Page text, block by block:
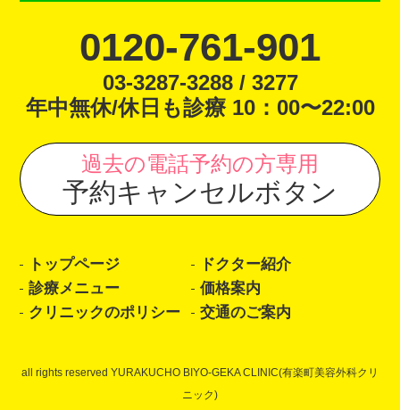
0120-761-901
03-3287-3288 / 3277
年中無休/休日も診療 10：00〜22:00
過去の電話予約の方専用
予約キャンセルボタン
トップページ
ドクター紹介
診療メニュー
価格案内
クリニックのポリシー
交通のご案内
all rights reserved YURAKUCHO BIYO-GEKA CLINIC(有楽町美容外科クリ
ニック)